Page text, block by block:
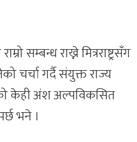
सम्बन्ध राख्ने मित्रराष्ट्रसँग
चर्चा गर्दै संयुक्त राज्य
केही अंश अल्पविकसित
भने ।